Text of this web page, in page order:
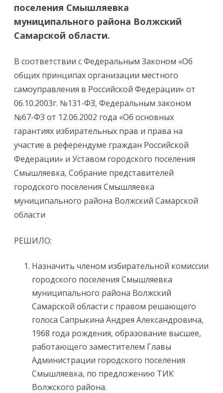
поселения Смышляевка
муниципального района Волжский
Самарской области.
В соответствии с Федеральным Законом «Об
общих принципах организации местного
самоуправления в Российской Федерации» от
06.10.2003г. №131-ФЗ, Федеральным законом
№67-ФЗ от 12.06.2002 года «Об основных
гарантиях избирательных прав и права на
участие в референдуме граждан Российской
Федерации» и Уставом городского поселения
Смышляевка, Собрание представителей
городского поселения Смышляевка
муниципального района Волжский Самарской
области
РЕШИЛО:
Назначить членом избирательной комиссии
городского поселения Смышляевка
муниципального района Волжский
Самарской области с правом решающего
голоса Сапрыкина Андрея Александровича,
1968 года рождения, образование высшее,
работающего заместителем Главы
Администрации городского поселения
Смышляевка, по предложению ТИК
Волжского района.